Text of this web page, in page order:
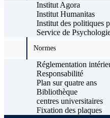
Institut Agora
Institut Humanitas
Institut des politiques
Service de
Normes
Réglementation
Responsabilité
Plan sur quatre ans
Bibliothèque
centres universitaires
Fixation des plaques